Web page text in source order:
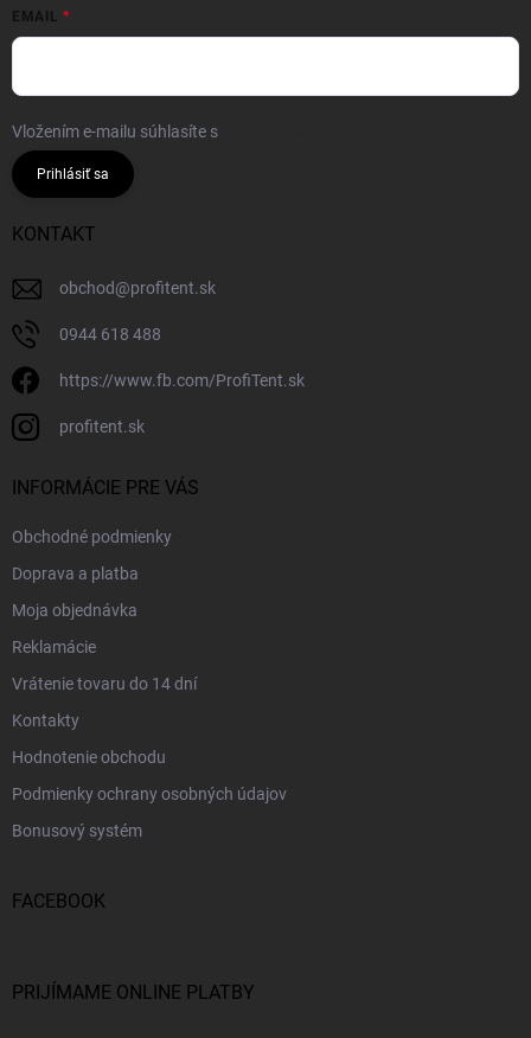
EMAIL
Vložením e-mailu súhlasíte s
Prihlásiť sa
KONTAKT
obchod@profitent.sk
0944 618 488
https://www.fb.com/ProfiTent.sk
profitent.sk
INFORMÁCIE PRE VÁS
Obchodné podmienky
Doprava a platba
Moja objednávka
Reklamácie
Vrátenie tovaru do 14 dní
Kontakty
Hodnotenie obchodu
Podmienky ochrany osobných údajov
Bonusový systém
FACEBOOK
PRIJÍMAME ONLINE PLATBY